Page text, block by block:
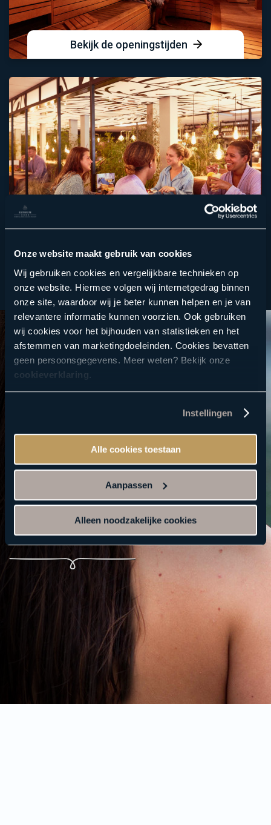
Onze website maakt gebruik van cookies
Wij gebruiken cookies en vergelijkbare technieken op
onze website. Hiermee volgen wij internetgedrag binnen
onze site, waardoor wij je beter kunnen helpen en je van
relevantere informatie kunnen voorzien. Ook gebruiken
wij cookies voor het bijhouden van statistieken en het
afstemmen van marketingdoeleinden. Cookies bevatten
geen persoonsgegevens. Meer weten? Bekijk onze
cookieverklaring.
Instellingen
Alle cookies toestaan
Aanpassen
Alleen noodzakelijke cookies
Bekijk de openingstijden
Bekijk onze tijdelijke acties
en aanbiedingen
Ontdek de acties